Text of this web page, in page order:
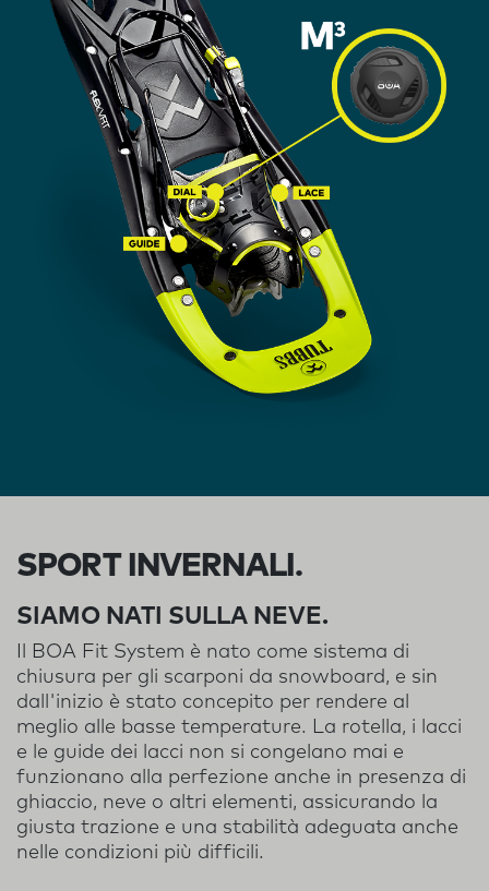
SPORT INVERNALI .
SIAMO NATI SULLA NEVE.
Il BOA Fit System è nato come sistema di
chiusura per gli scarponi da snowboard, e sin
dall'inizio è stato concepito per rendere al
meglio alle basse temperature. La rotella, i lacci
e le guide dei lacci non si congelano mai e
funzionano alla perfezione anche in presenza di
ghiaccio, neve o altri elementi, assicurando la
giusta trazione e una stabilità adeguata anche
nelle condizioni più difficili.